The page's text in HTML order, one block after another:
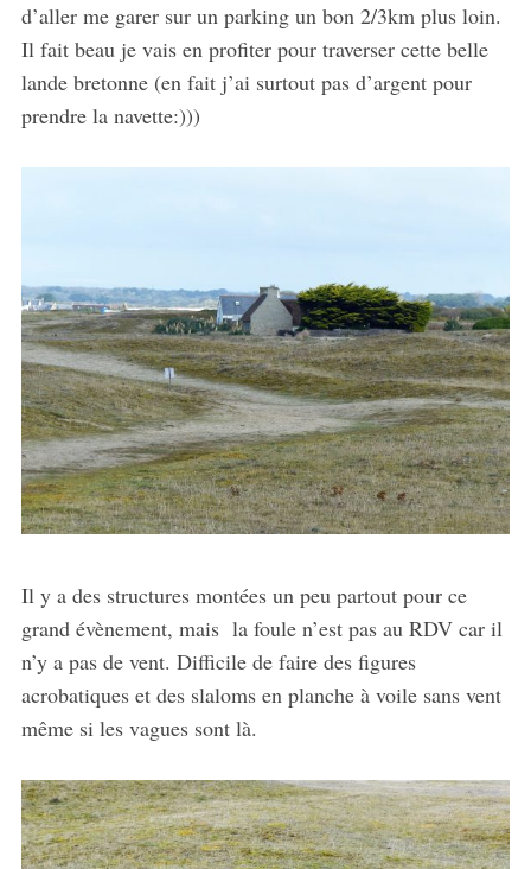
d’aller me garer sur un parking un bon 2/3km plus loin.
Il fait beau je vais en profiter pour traverser cette belle
lande bretonne (en fait j’ai surtout pas d’argent pour
prendre la navette:)))
Il y a des structures montées un peu partout pour ce
grand évènement, mais la foule n’est pas au RDV car il
n’y a pas de vent. Difficile de faire des figures
acrobatiques et des slaloms en planche à voile sans vent
même si les vagues sont là.